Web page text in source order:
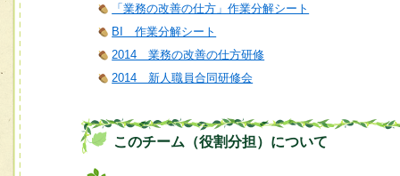
「業務の改善の仕方」作業分解シート
BI 作業分解シート
2014 業務の改善の仕方研修
2014 新人職員合同研修会
このチーム（役割分担）について